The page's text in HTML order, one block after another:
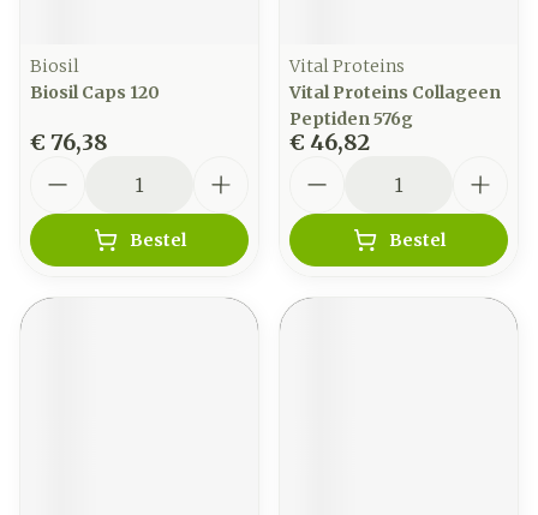
Biosil
Biosil Caps 120
€ 76,38
Bestel
Vital Proteins
Vital Proteins Collageen
Peptiden 576g
€ 46,82
Bestel